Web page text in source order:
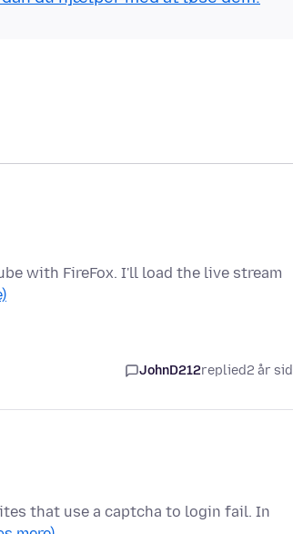
with FireFox. I'll load the live stream
JohnD212replied2 år
that use a captcha to login fail. In